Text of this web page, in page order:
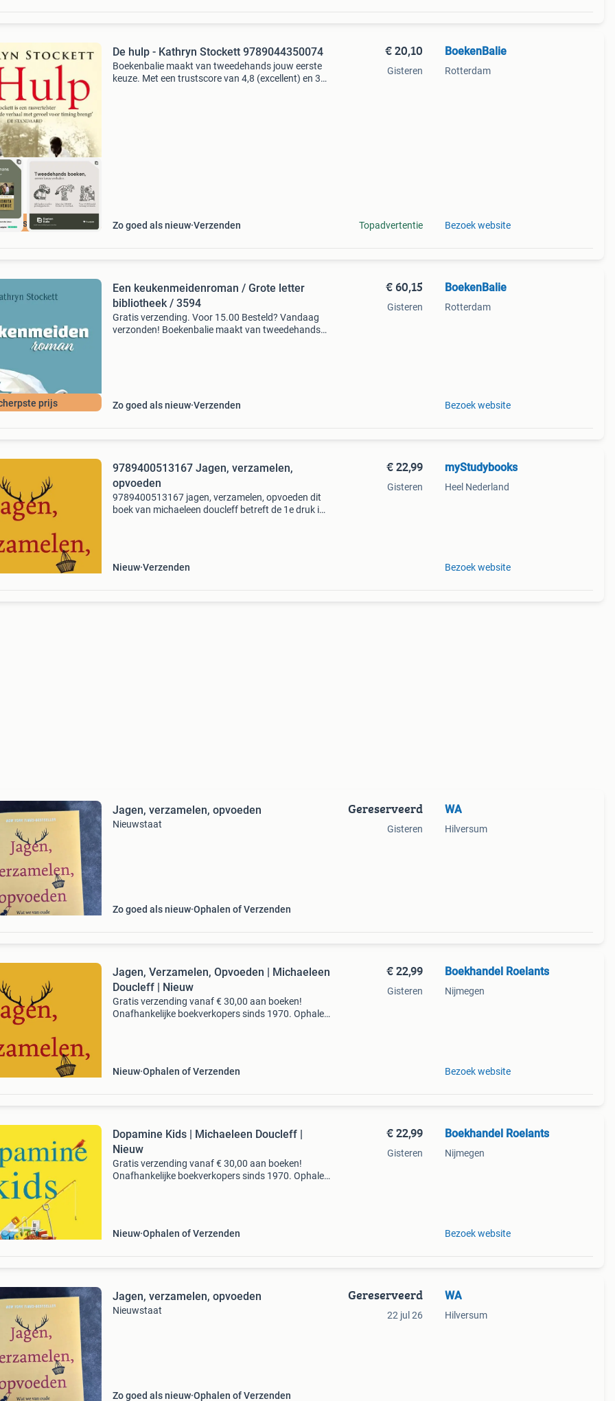
prijs
De hulp - Kathryn Stockett 9789044350074
Boekenbalie maakt van tweedehands jouw eerste
keuze. Met een trustscore van 4,8 (excellent) en 30
Zo goed als nieuw Verzenden
€ 20,10
Gisteren
Topadvertentie
BoekenBalie
Rotterdam
Bezoek website
prijs
Een keukenmeidenroman / Grote letter
bibliotheek / 3594
Gratis verzending. Voor 15.00 Besteld? Vandaag
verzonden! Boekenbalie maakt van tweedehands
Zo goed als nieuw Verzenden
€ 60,15
Gisteren
BoekenBalie
Rotterdam
Bezoek website
9789400513167 Jagen, verzamelen,
opvoeden
9789400513167 jagen, verzamelen, opvoeden dit
boek van michaeleen doucleff betreft de 1e druk in
Nieuw Verzenden
€ 22,99
Gisteren
myStudybooks
Heel Nederland
Bezoek website
Jagen, verzamelen, opvoeden
Nieuwstaat
Zo goed als nieuw Ophalen of Verzenden
Gereserveerd
Gisteren
WA
Hilversum
Jagen, Verzamelen, Opvoeden | Michaeleen
Doucleff | Nieuw
Gratis verzending vanaf € 30,00 aan boeken!
Onafhankelijke boekverkopers sinds 1970. Ophalen
Nieuw Ophalen of Verzenden
€ 22,99
Gisteren
Boekhandel Roelants
Nijmegen
Bezoek website
Dopamine Kids | Michaeleen Doucleff |
Nieuw
Gratis verzending vanaf € 30,00 aan boeken!
Onafhankelijke boekverkopers sinds 1970. Ophalen
Nieuw Ophalen of Verzenden
€ 22,99
Gisteren
Boekhandel Roelants
Nijmegen
Bezoek website
Jagen, verzamelen, opvoeden
Nieuwstaat
Zo goed als nieuw Ophalen of Verzenden
Gereserveerd
22 jul 26
WA
Hilversum